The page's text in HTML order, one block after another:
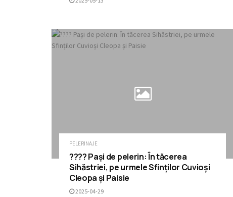
PELERINAJE
???? Pași de pelerin: În tăcerea
Sihăstriei, pe urmele Sfinților Cuvioși
Cleopa și Paisie
2025-04-29